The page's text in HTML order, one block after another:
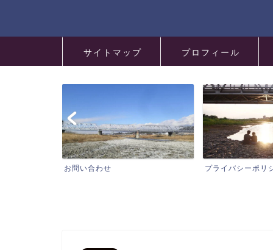
サイトマップ プロフィール
お問い合わせ プライバシーポリ